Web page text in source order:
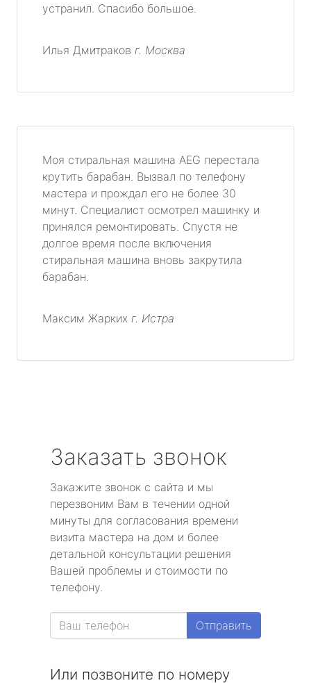
устранил. Спасибо большое.
Илья Дмитраков г. Москва
Моя стиральная машина AEG перестала
крутить барабан. Вызвал по телефону
мастера и прождал его не более 30
минут. Специалист осмотрел машинку и
принялся ремонтировать. Спустя не
долгое время после включения
стиральная машина вновь закрутила
барабан.
Максим Жарких г. Истра
Заказать звонок
Закажите звонок с сайта и мы
перезвоним Вам в течении одной
минуты для согласования времени
визита мастера на дом и более
детальной консультации решения
Вашей проблемы и стоимости по
телефону.
Отправить
Или позвоните по номеру